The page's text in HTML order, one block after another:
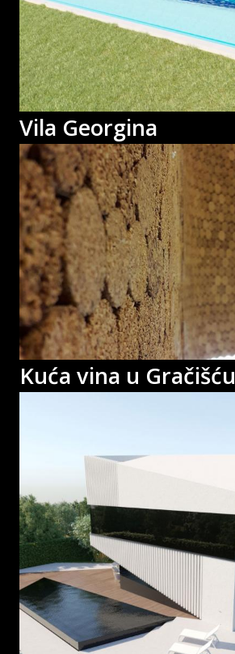
Vila Georgina
Kuća vina u Gračišću